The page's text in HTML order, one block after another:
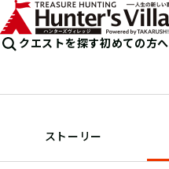
クエストを探す初めての方へ
ストーリー